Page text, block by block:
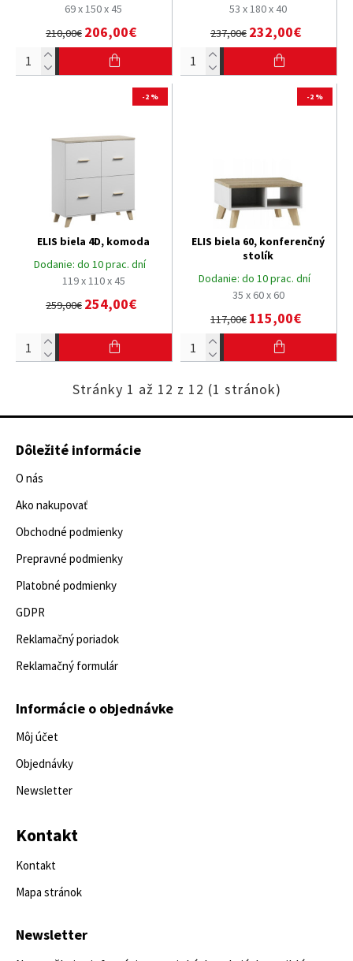
69 x 150 x 45
210,00€ 206,00€
53 x 180 x 40
237,00€ 232,00€
-2 %
Dodanie: do 10 prac. dní
119 x 110 x 45
ELIS biela 4D, komoda
259,00€ 254,00€
-2 %
Dodanie: do 10 prac. dní
35 x 60 x 60
ELIS biela 60, konferenčný
stolík
117,00€ 115,00€
Stránky 1 až 12 z 12 (1 stránok)
Dôležité informácie
O nás
Ako nakupovať
Obchodné podmienky
Prepravné podmienky
Platobné podmienky
GDPR
Reklamačný poriadok
Reklamačný formulár
Informácie o objednávke
Môj účet
Objednávky
Newsletter
Kontakt
Kontakt
Mapa stránok
Newsletter